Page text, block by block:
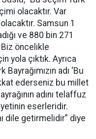
olacaktır. Var
Samsun 1
ve 880 bin 271
Biz öncelikle
yola çıktık. Ayrıca
adı ‘Bu
ederseniz bu millet
adını telaffuz
eserleridir.
dile getirmelidir” diye